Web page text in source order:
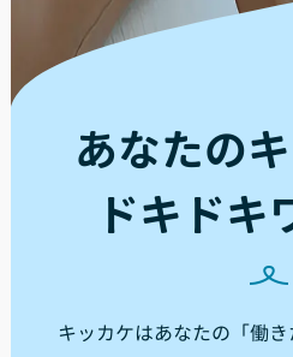
あなたの
ドキドキ
キッカケはあなたの「働き